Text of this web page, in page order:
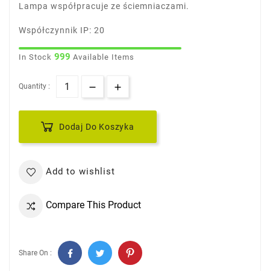
Lampa współpracuje ze ściemniaczami.
Współczynnik IP: 20
In Stock 999 Available Items
Quantity :
Dodaj Do Koszyka
Add to wishlist
Compare This Product
Share On :